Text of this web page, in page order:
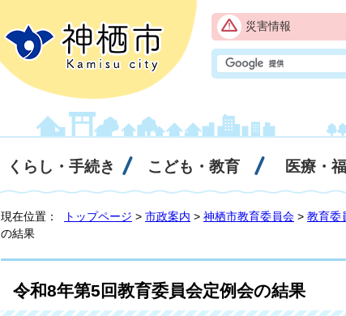
災害情報
くらし・手続き こども・教育 医療・
現在位置： トップページ > 市政案内 > 神栖市教育委員会 > 教育委
の結果
令和8年第5回教育委員会定例会の結果